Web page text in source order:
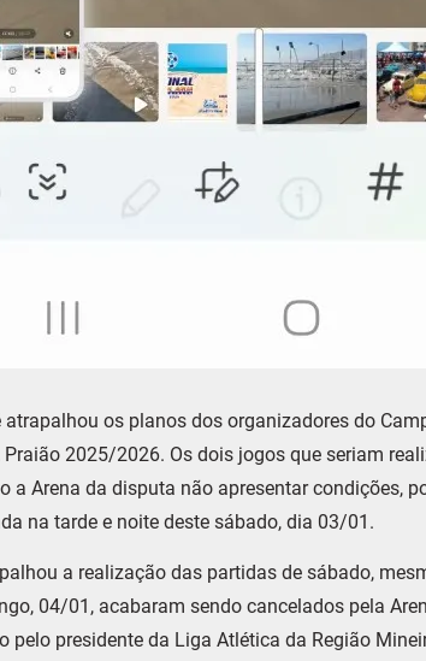
os planos dos organizadores do
Praião 2025/2026. Os dois jogos que seriam
a Arena da disputa não apresentar condições,
na tarde e noite deste sábado, dia 03/01.
a realização das partidas de sábado,
04/01, acabaram sendo cancelados pela
pelo presidente da Liga Atlética da Região